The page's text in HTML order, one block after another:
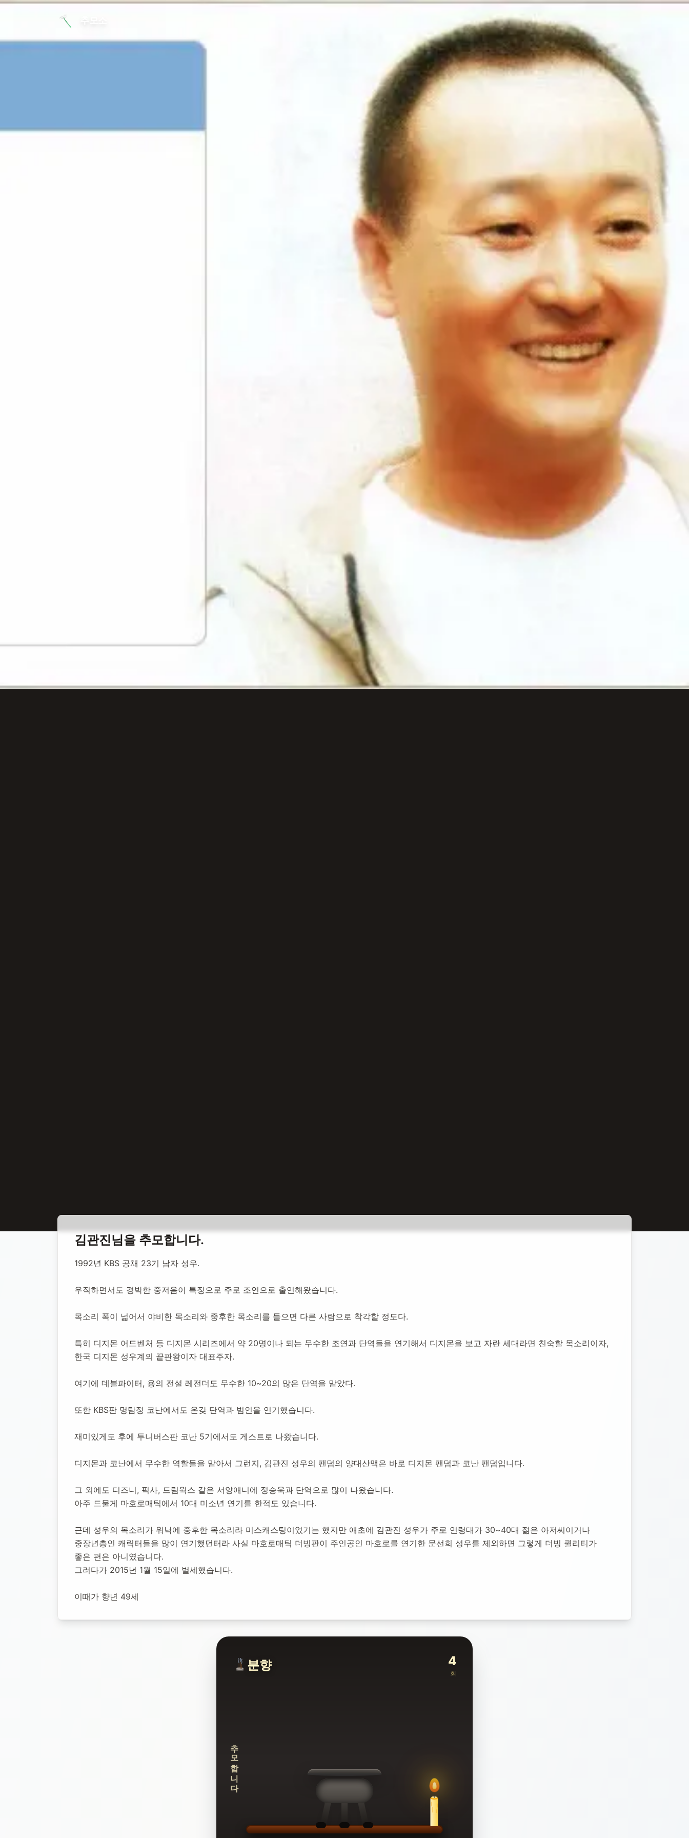
본문 바로가기
김관진 성우
김관진 성우
1965년 9월 16일 - 2015년 1월 15일 (향년 49세) 추모소 개설:2020년 11월 11일
김관진님을 추모합니다.
1992년 KBS 공채 23기 남자 성우.
우직하면서도 경박한 중저음이 특징으로 주로 조연으로 출연해왔습니다.
목소리 폭이 넓어서 야비한 목소리와 중후한 목소리를 들으면 다른 사람으로 착각할 정도다.
특히 디지몬 어드벤처 등 디지몬 시리즈에서 약 20명이나 되는 무수한 조연과 단역들을 연기해서 디지몬을 보고 자란 세대라면 친숙할 목소리이자,
한국 디지몬 성우계의 끝판왕이자 대표주자.
여기에 데블파이터, 용의 전설 레전더도 무수한 10~20의 많은 단역을 맡았다.
또한 KBS판 명탐정 코난에서도 온갖 단역과 범인을 연기했습니다.
재미있게도 후에 투니버스판 코난 5기에서도 게스트로 나왔습니다.
디지몬과 코난에서 무수한 역할들을 맡아서 그런지, 김관진 성우의 팬덤의 양대산맥은 바로 디지몬 팬덤과 코난 팬덤입니다.
그 외에도 디즈니, 픽사, 드림웍스 같은 서양애니에 정승욱과 단역으로 많이 나왔습니다.
아주 드물게 마호로매틱에서 10대 미소년 연기를 한적도 있습니다.
근데 성우의 목소리가 워낙에 중후한 목소리라 미스캐스팅이었기는 했지만 애초에 김관진 성우가 주로 연령대가 30~40대 젊은 아저씨이거나
중장년층인 캐릭터들을 많이 연기했던터라 사실 마호로매틱 더빙판이 주인공인 마호로를 연기한 문선희 성우를 제외하면 그렇게 더빙 퀄리티가
좋은 편은 아니였습니다.
그러다가 2015년 1월 15일에 별세했습니다.
이때가 향년 49세
분향 4
회
추모합니다